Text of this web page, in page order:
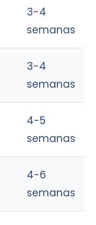
3-4
semanas
3-4
semanas
4-5
semanas
4-6
semanas